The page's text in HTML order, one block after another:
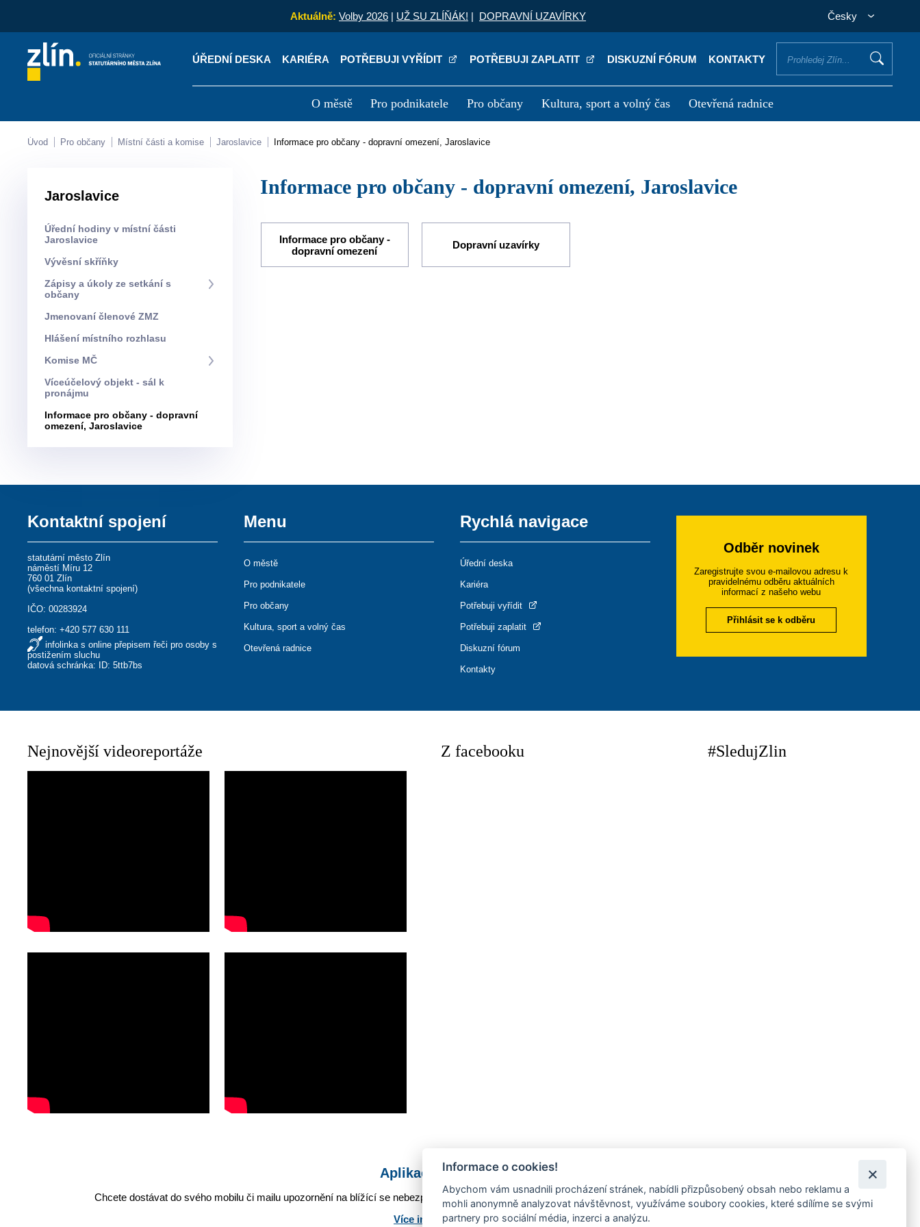
Aktuálně: Volby 2026 | UŽ SU ZLÍŇÁK! | DOPRAVNÍ UZAVÍRKY Česky
ÚŘEDNÍ DESKA KARIÉRA POTŘEBUJI VYŘÍDIT POTŘEBUJI ZAPLATIT DISKUZNÍ FÓRUM KONTAKTY
O městě Pro podnikatele Pro občany Kultura, sport a volný čas Otevřená radnice
Kontakty Úřední deska Kariéra
Úvod Pro občany Místní části a komise Jaroslavice Informace pro občany - dopravní omezení, Jaroslavice
Jaroslavice
Úřední hodiny v místní části
Jaroslavice
Vývěsní skříňky
Zápisy a úkoly ze setkání s
občany
Jmenovaní členové ZMZ
Hlášení místního rozhlasu
Komise MČ
Víceúčelový objekt - sál k
pronájmu
Informace pro občany - dopravní
omezení, Jaroslavice
Informace pro občany - dopravní omezení, Jaroslavice
Informace pro občany -
dopravní omezení
Dopravní uzavírky
Kontaktní spojení
statutární město Zlín
náměstí Míru 12
760 01 Zlín
(všechna kontaktní spojení)
IČO: 00283924
telefon:+420 577 630 111
infolinka s online přepisem řeči pro osoby s
postižením sluchu
datová schránka: ID: 5ttb7bs
Menu
O městě
Pro podnikatele
Pro občany
Kultura, sport a volný čas
Otevřená radnice
Rychlá navigace
Úřední deska
Kariéra
Potřebuji vyřídit
Potřebuji zaplatit
Diskuzní fórum
Kontakty
Odběr novinek
Zaregistrujte svou e-mailovou adresu k
pravidelnému odběru aktuálních
informací z našeho webu
Přihlásit se k odběru
Nejnovější videoreportáže Z facebooku #SledujZlin
Aplikace Mobilní rozhlas
Chcete dostávat do svého mobilu či mailu upozornění na blížící se nebezpečí, odstávky, poruchy a výpadky energií, ankety, pozvánky na kulturní a sportovní akce?
Více informací o aplikaci
Informace o cookies!
Abychom vám usnadnili procházení stránek, nabídli přizpůsobený obsah nebo reklamu a
mohli anonymně analyzovat návštěvnost, využíváme soubory cookies, které sdílíme se svými
partnery pro sociální média, inzerci a analýzu.